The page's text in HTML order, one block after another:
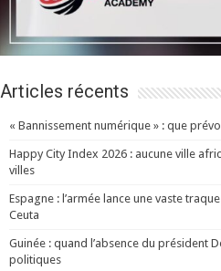
Articles récents
« Bannissement numérique » : que
Happy City Index 2026 : aucune ville
villes
Espagne : l’armée lance une vaste
Ceuta
Guinée : quand l’absence du président
politiques